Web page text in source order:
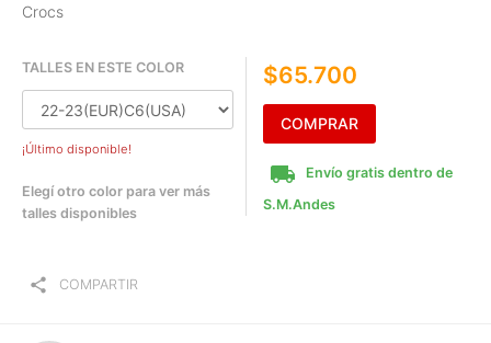
Crocs
TALLES EN ESTE COLOR
¡Último disponible!
Elegí otro color para ver más
talles disponibles
$65.700
COMPRAR
local_shipping
Envío gratis dentro de
S.M.Andes
share COMPARTIR